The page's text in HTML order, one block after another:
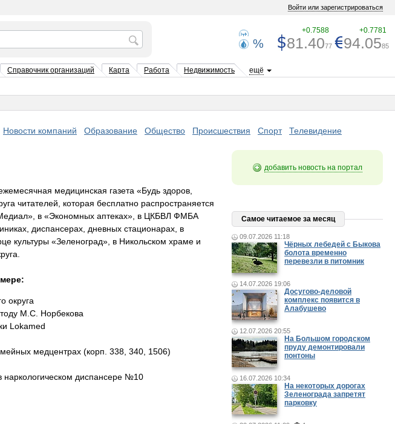
Войти или зарегистрироваться
%
+0.7588 +0.7781
81.4077 94.0585
Справочник организаций Карта Работа Недвижимость ещё
Новости компаний Образование Общество Происшествия Спорт
Телевидение
медицинская газета «Будь здоров,
читателей, которая бесплатно распространяется
в «Экономных аптеках», в ЦКБВЛ ФМБА
диспансерах, дневных стационарах, в
культуры «Зеленоград», в Никольском храме и
округа
М.С. Норбекова
Lokamed
медцентрах (корп. 338, 340, 1506)
наркологическом диспансере №10
добавить новость на портал
Самое читаемое за месяц
09.07.2026 11:18
Чёрных лебедей с Быкова
болота временно
перевезли в питомник
14.07.2026 19:06
Досугово-деловой
комплекс появится в
Алабушево
12.07.2026 20:55
На Большом городском
пруду демонтировали
понтоны
16.07.2026 10:34
На некоторых дорогах
Зеленограда запретят
парковку